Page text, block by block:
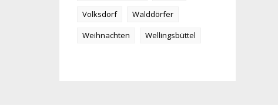
Volksdorf
Walddörfer
Weihnachten
Wellingsbüttel